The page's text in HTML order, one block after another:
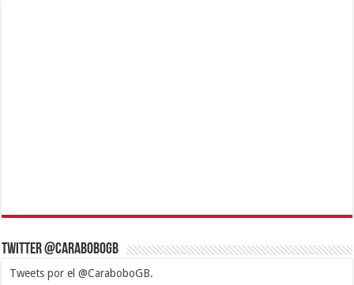
Twitter @CaraboboGB
Tweets por el @CaraboboGB.